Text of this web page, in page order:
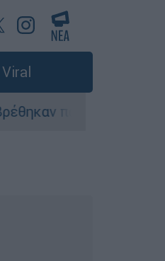
Viral
πυρομαχικά στο